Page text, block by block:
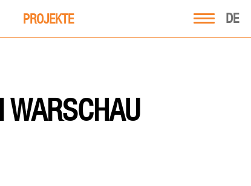
DE
PROJEKTE